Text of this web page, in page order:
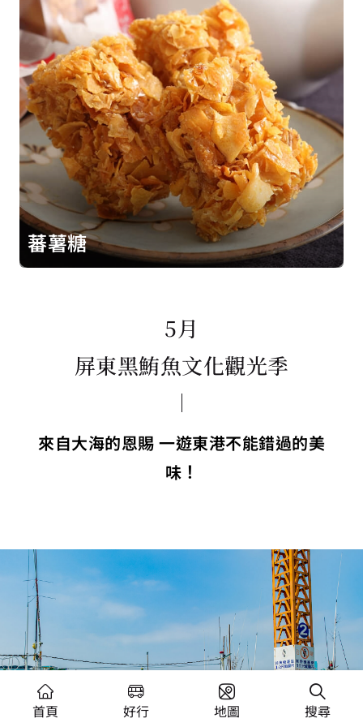
蕃薯糖
5月
屏東黑鮪魚文化觀光季
來自大海的恩賜 一遊東港不能錯過的美
味！
首頁 好行 地圖 搜尋